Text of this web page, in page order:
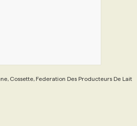
Cossette, Federation Des Producteurs De Lait